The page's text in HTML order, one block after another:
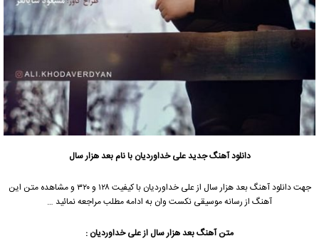
دانلود آهنگ جدیدعلی خداوردیان با نام بعد هزار سال
جهت دانلود آهنگ بعد هزار سال ازعلی خداوردیان
با کیفیت ۱۲۸ و ۳۲۰ و مشاهده متن این
آهنگ از رسانه موسیقی نکست وان به ادامه مطلب مراجعه نمائید …
متن آهنگبعد هزار سال ازعلی خداوردیان :